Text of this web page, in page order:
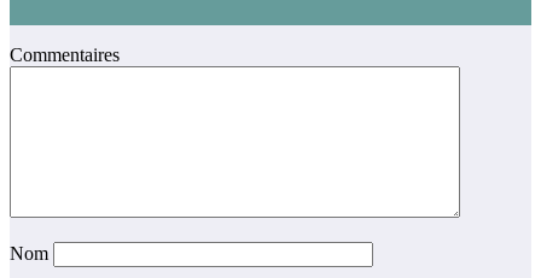
Commentaires
Nom